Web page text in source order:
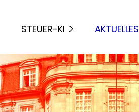
STEUER-KI AKTUELLES